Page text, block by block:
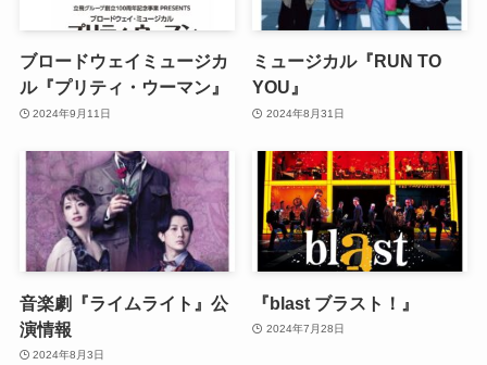
ブロードウェイミュージカ
ル『プリティ・ウーマン』
2024年9月11日
ミュージカル『RUN TO
YOU』
2024年8月31日
音楽劇『ライムライト』公
演情報
2024年8月3日
『blast ブラスト！』
2024年7月28日